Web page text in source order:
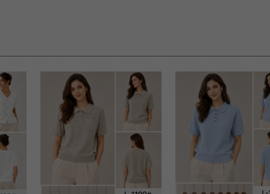
przez OMEZ
wycofanie zgody nie
oraz usunięcia
zautomatyzowanemu
Twoich